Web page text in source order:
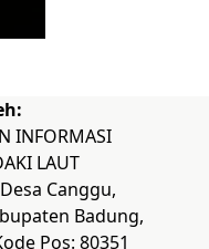
INFORMASI
LAUT
Canggu,
Badung,
Pos: 80351